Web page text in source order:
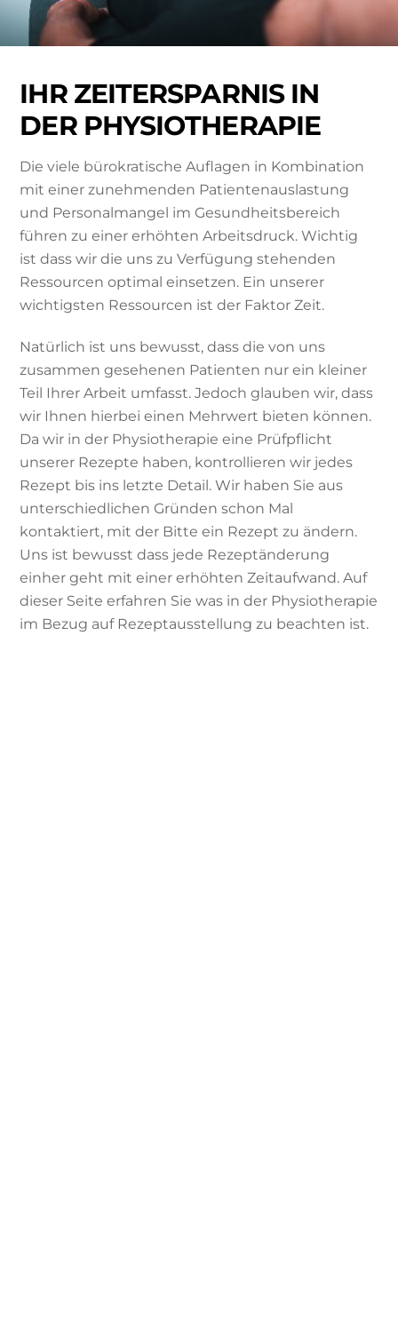
IHR ZEITERSPARNIS IN
DER PHYSIOTHERAPIE
Die viele bürokratische Auflagen in Kombination
mit einer zunehmenden Patientenauslastung
und Personalmangel im Gesundheitsbereich
führen zu einer erhöhten Arbeitsdruck. Wichtig
ist dass wir die uns zu Verfügung stehenden
Ressourcen optimal einsetzen. Ein unserer
wichtigsten Ressourcen ist der Faktor Zeit.
Natürlich ist uns bewusst, dass die von uns
zusammen gesehenen Patienten nur ein kleiner
Teil Ihrer Arbeit umfasst. Jedoch glauben wir, dass
wir Ihnen hierbei einen Mehrwert bieten können.
Da wir in der Physiotherapie eine Prüfpflicht
unserer Rezepte haben, kontrollieren wir jedes
Rezept bis ins letzte Detail. Wir haben Sie aus
unterschiedlichen Gründen schon Mal
kontaktiert, mit der Bitte ein Rezept zu ändern.
Uns ist bewusst dass jede Rezeptänderung
einher geht mit einer erhöhten Zeitaufwand. Auf
dieser Seite erfahren Sie was in der Physiotherapie
im Bezug auf Rezeptausstellung zu beachten ist.